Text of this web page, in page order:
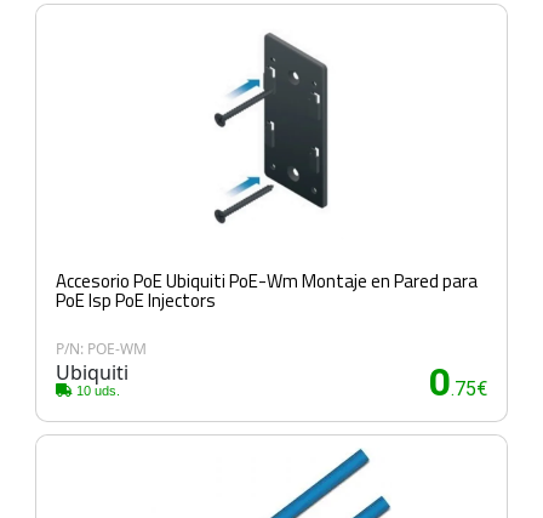
Accesorio PoE Ubiquiti PoE-Wm Montaje en Pared para
PoE Isp PoE Injectors
P/N: POE-WM
Ubiquiti
10 uds. 0.75€